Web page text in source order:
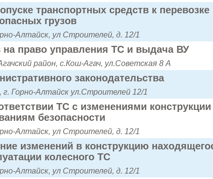
транспортных средств к перевозке
грузов
Алтайск, ул Строителей, д. 12/1
на право управления ТС и выдача ВУ
район, с.Кош-Агач, ул.Советская 8 А
законодательства
г. Горно-Алтайск ул.Строителей 12/1
ТС с изменениями конструкции
безопасности
Алтайск, ул Строителей, д. 12/1
изменений в конструкцию
колесного ТС
Алтайск, ул Строителей, д. 12/1